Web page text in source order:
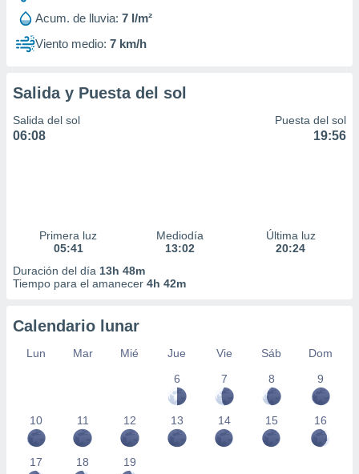
1199Acum. de lluvia: 7 l/m²
Viento medio: 7 km/h
Salida y Puesta del sol
Salida del sol
06:08
Puesta del sol
19:56
Primera luz
05:41
Mediodía
13:02
Última luz
20:24
Duración del día 13h 48m
Tiempo para el amanecer 4h 42m
Calendario lunar
Lun Mar Mié Jue Vie Sáb
Dom
6
7 8 9
10 11 12 13 14 15 16
17 18 19